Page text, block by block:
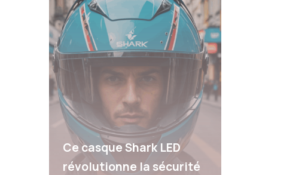
Ce casque Shark LED
révolutionne la sécurité